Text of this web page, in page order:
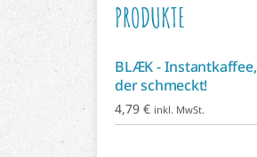
PRODUKTE
BLÆK - Instantkaffee,
der schmeckt!
4,79 € inkl. MwSt.